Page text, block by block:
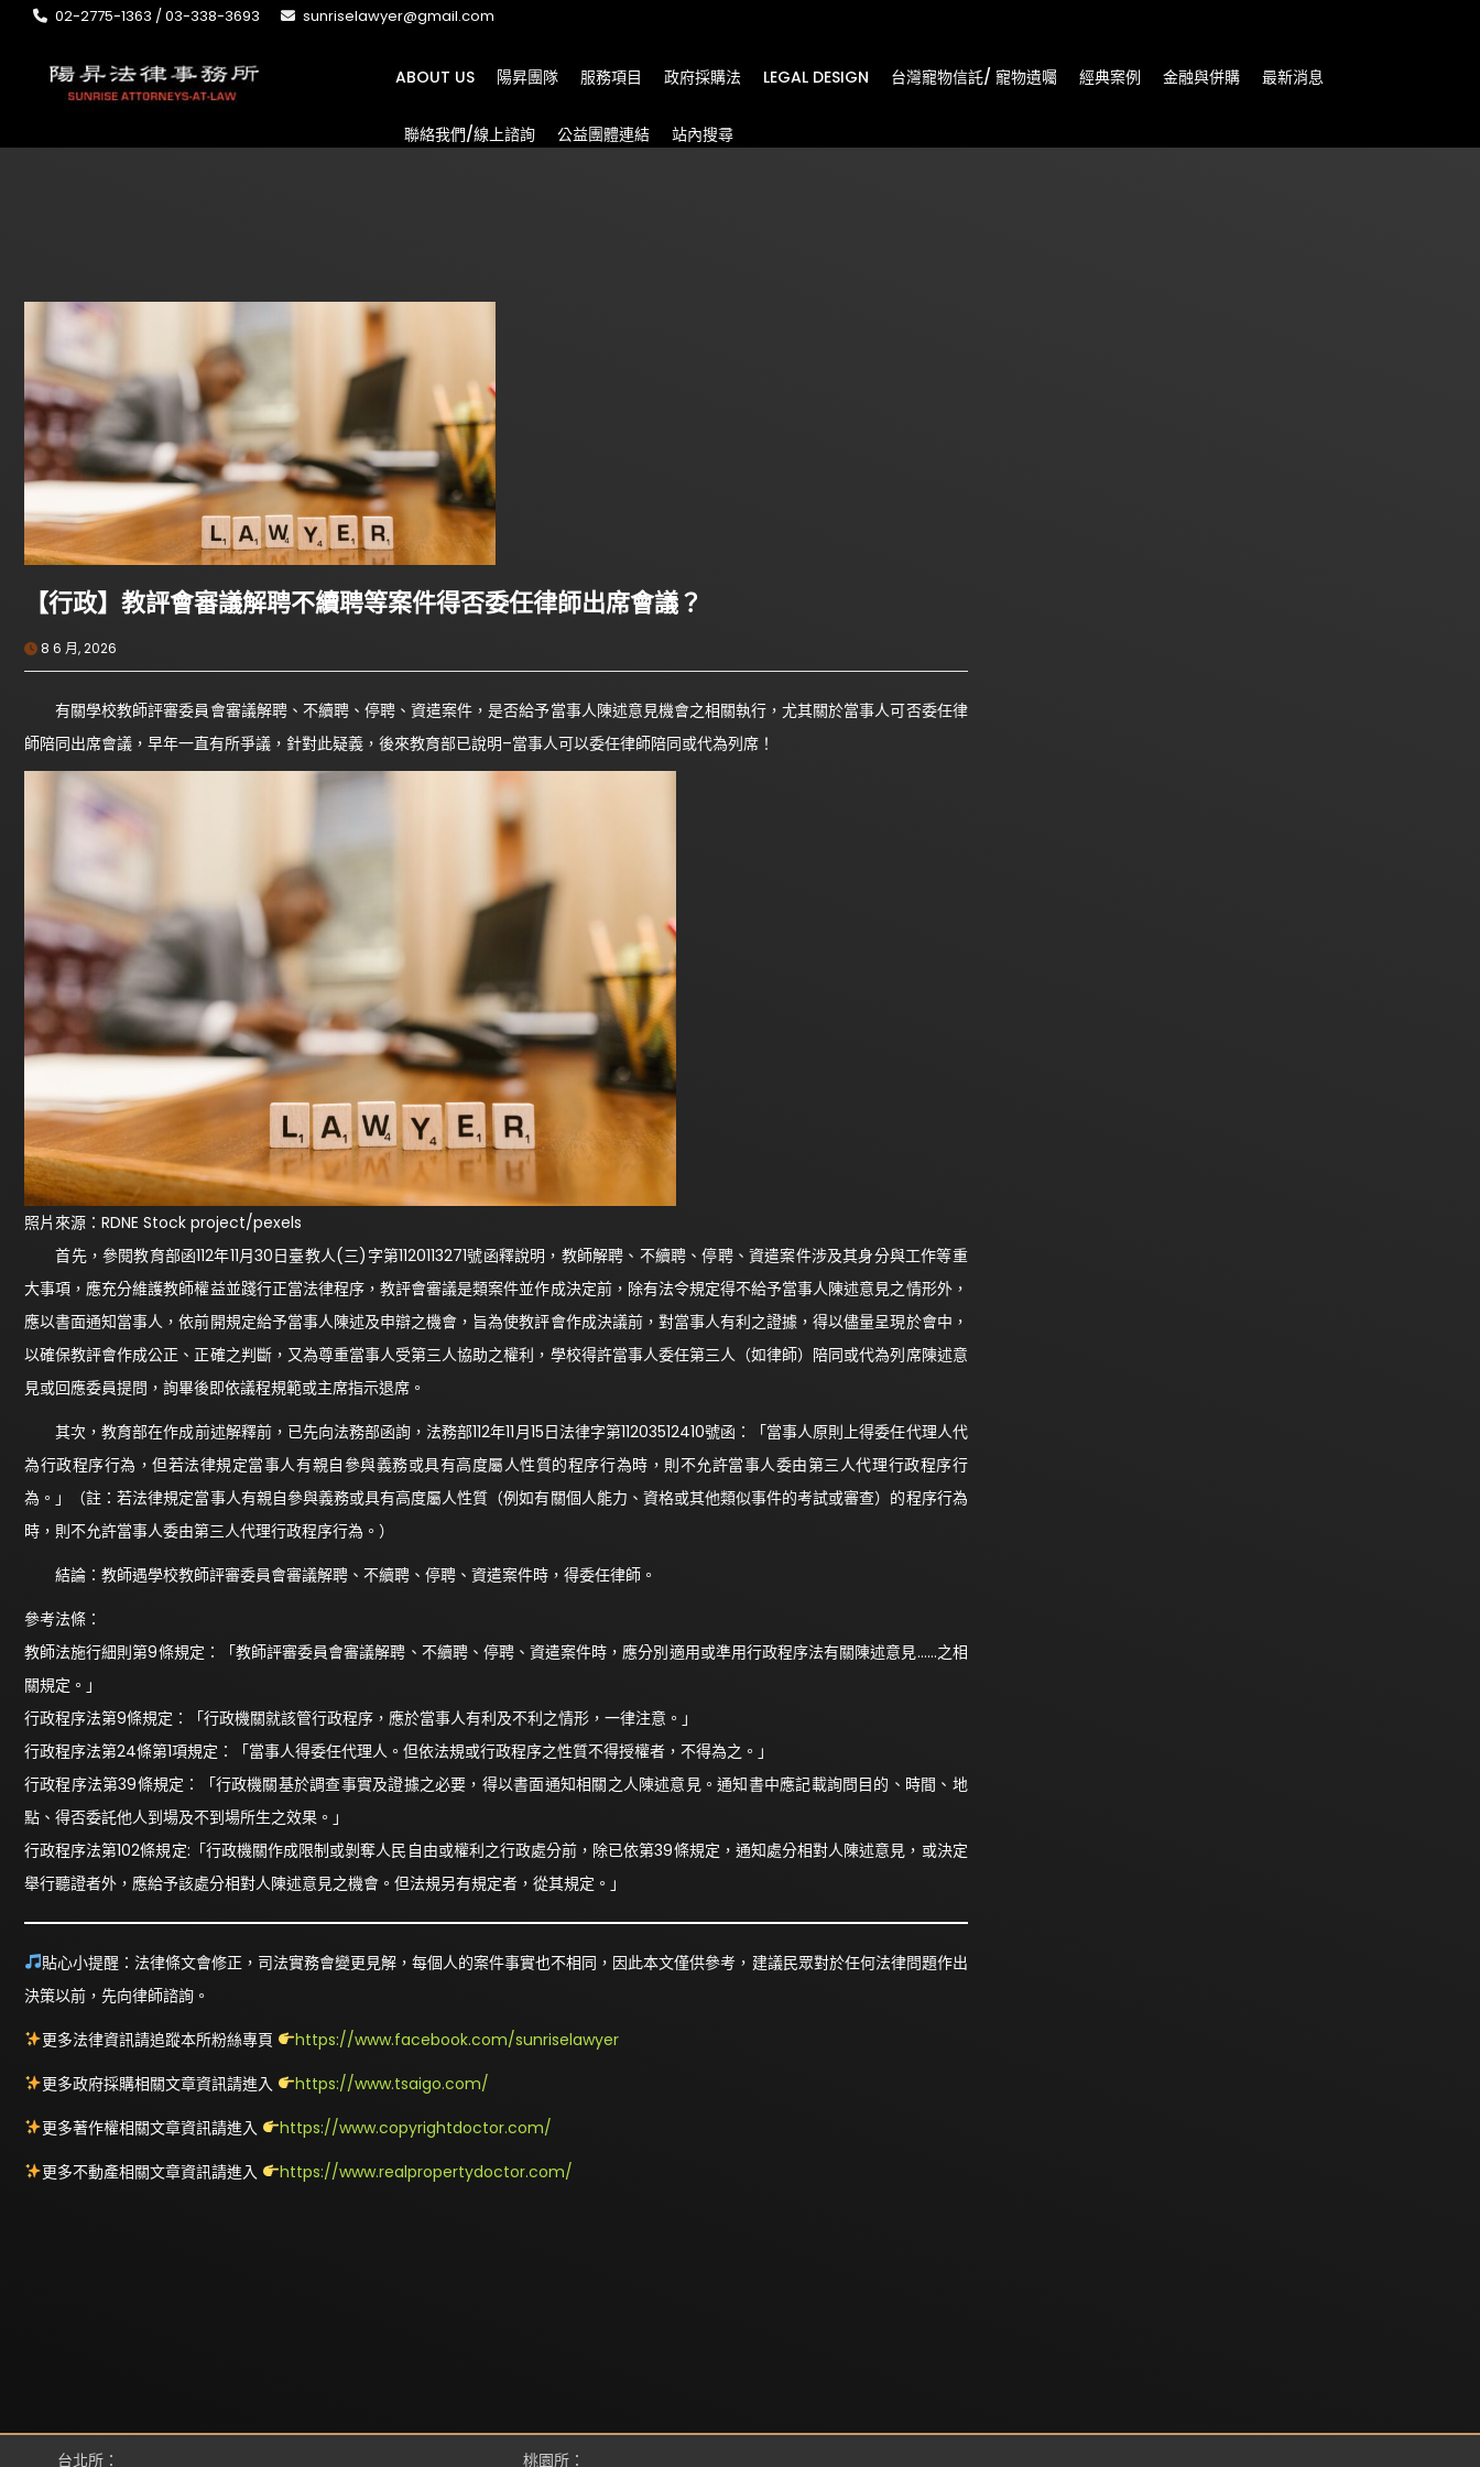
02-2775-1363 / 03-338-3693 sunriselawyer@gmail.com
ABOUT US 陽昇團隊 服務項目 政府採購法 LEGAL DESIGN 台灣寵物信託/ 寵物遺囑 經典案例 金融與併購 最新消息
聯絡我們/線上諮詢 公益團體連結 站內搜尋
【行政】教評會審議解聘不續聘等案件得否委任律師出席會議？
8 6 月, 2026
有關學校教師評審委員會審議解聘、不續聘、停聘、資遣案件，是否給予當事人陳述意見機會之相關執行，尤其關於當事人可否委任律
師陪同出席會議，早年一直有所爭議，針對此疑義，後來教育部已說明–當事人可以委任律師陪同或代為列席！
照片來源：RDNE Stock project/pexels
首先，參閱教育部函112年11月30日臺教人(三)字第1120113271號函釋說明，教師解聘、不續聘、停聘、資遣案件涉及其身分與工作等重
大事項，應充分維護教師權益並踐行正當法律程序，教評會審議是類案件並作成決定前，除有法令規定得不給予當事人陳述意見之情形外，
應以書面通知當事人，依前開規定給予當事人陳述及申辯之機會，旨為使教評會作成決議前，對當事人有利之證據，得以儘量呈現於會中，
以確保教評會作成公正、正確之判斷，又為尊重當事人受第三人協助之權利，學校得許當事人委任第三人（如律師）陪同或代為列席陳述意
見或回應委員提問，詢畢後即依議程規範或主席指示退席。
其次，教育部在作成前述解釋前，已先向法務部函詢，法務部112年11月15日法律字第11203512410號函：「當事人原則上得委任代理人代
為行政程序行為，但若法律規定當事人有親自參與義務或具有高度屬人性質的程序行為時，則不允許當事人委由第三人代理行政程序行
為。」（註：若法律規定當事人有親自參與義務或具有高度屬人性質（例如有關個人能力、資格或其他類似事件的考試或審查）的程序行為
時，則不允許當事人委由第三人代理行政程序行為。）
結論：教師遇學校教師評審委員會審議解聘、不續聘、停聘、資遣案件時，得委任律師。
參考法條：
教師法施行細則第9條規定：「教師評審委員會審議解聘、不續聘、停聘、資遣案件時，應分別適用或準用行政程序法有關陳述意見……之相
關規定。」
行政程序法第9條規定：「行政機關就該管行政程序，應於當事人有利及不利之情形，一律注意。」
行政程序法第24條第1項規定：「當事人得委任代理人。但依法規或行政程序之性質不得授權者，不得為之。」
行政程序法第39條規定：「行政機關基於調查事實及證據之必要，得以書面通知相關之人陳述意見。通知書中應記載詢問目的、時間、地
點、得否委託他人到場及不到場所生之效果。」
行政程序法第102條規定:「行政機關作成限制或剝奪人民自由或權利之行政處分前，除已依第39條規定，通知處分相對人陳述意見，或決定
舉行聽證者外，應給予該處分相對人陳述意見之機會。但法規另有規定者，從其規定。」
貼心小提醒：法律條文會修正，司法實務會變更見解，每個人的案件事實也不相同，因此本文僅供參考，建議民眾對於任何法律問題作出
決策以前，先向律師諮詢。
更多法律資訊請追蹤本所粉絲專頁
https://www.facebook.com/sunriselawyer
更多政府採購相關文章資訊請進入
https://www.tsaigo.com/
更多著作權相關文章資訊請進入
https://www.copyrightdoctor.com/
更多不動產相關文章資訊請進入
https://www.realpropertydoctor.com/
台北所： 桃園所：